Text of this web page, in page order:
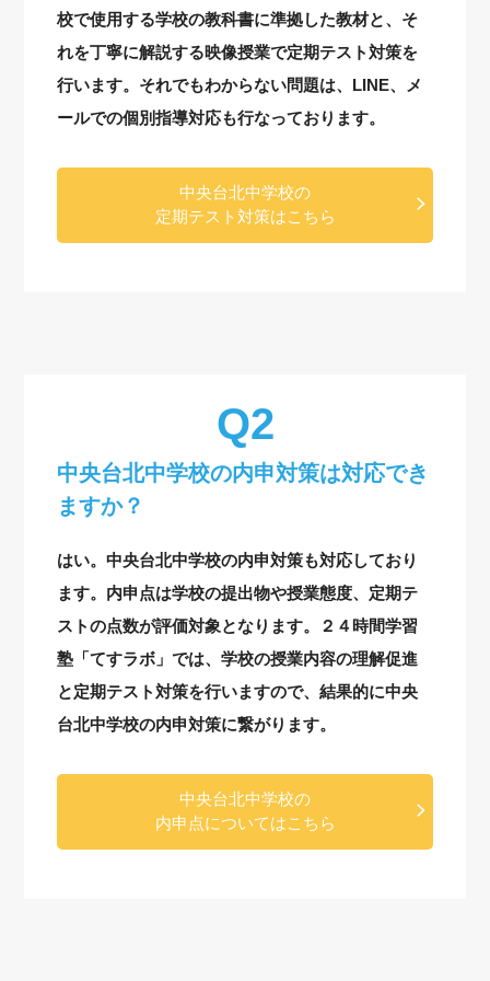
校で使用する学校の教科書に準拠した教材と、そ
れを丁寧に解説する映像授業で定期テスト対策を
行います。それでもわからない問題は、LINE、メ
ールでの個別指導対応も行なっております。
中央台北中学校の
定期テスト対策はこちら
中央台北中学校の内申対策は対応でき
ますか？
はい。中央台北中学校の内申対策も対応しており
ます。内申点は学校の提出物や授業態度、定期テ
ストの点数が評価対象となります。２４時間学習
塾「てすラボ」では、学校の授業内容の理解促進
と定期テスト対策を行いますので、結果的に中央
台北中学校の内申対策に繋がります。
中央台北中学校の
内申点についてはこちら